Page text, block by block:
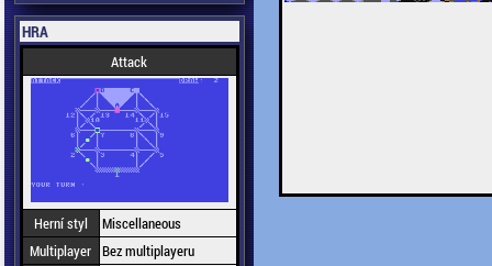
HRA
Attack
Herní styl
Miscellaneous
Multiplayer Bez multiplayeru